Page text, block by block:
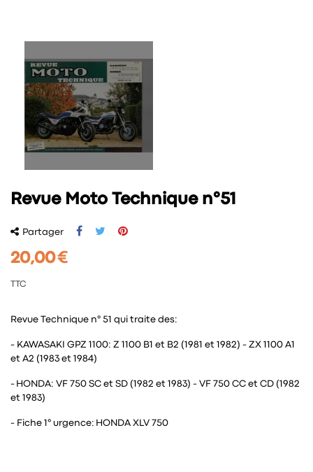
Revue Moto Technique n°51
Partager
20,00 €
TTC
Revue Technique n° 51 qui traite des:
- KAWASAKI GPZ 1100: Z 1100 B1 et B2 (1981 et 1982) - ZX 1100 A1
et A2 (1983 et 1984)
- HONDA: VF 750 SC et SD (1982 et 1983) - VF 750 CC et CD (1982
et 1983)
- Fiche 1° urgence: HONDA XLV 750